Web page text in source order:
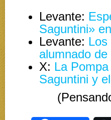
Levante:
Saguntini»
Levante: Los
alumnado
X: La
Saguntini y